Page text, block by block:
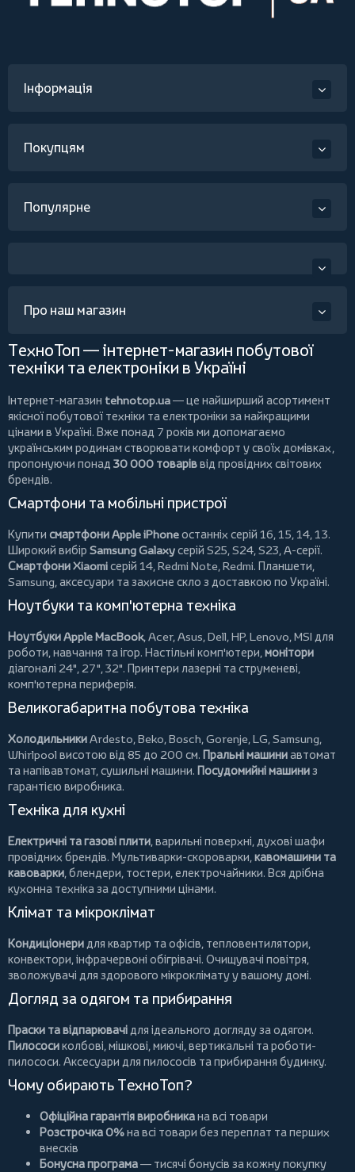
Інформація
Покупцям
Популярне
Про наш магазин
ТехноТоп — інтернет-магазин побутової
техніки та електроніки в Україні
Інтернет-магазин tehnotop.ua— це найширший асортимент
якісної побутової техніки та електроніки за найкращими
цінами в Україні. Вже понад 7 років ми допомагаємо
українським родинам створювати комфорт у своїх домівках,
пропонуючи понад 30 000 товаріввід провідних світових
брендів.
Смартфони та мобільні пристрої
Купити смартфони Apple iPhoneостанніх серій 16, 15, 14, 13.
Широкий вибір Samsung Galaxyсерій S25, S24, S23, A-серії.
Смартфони Xiaomiсерій 14, Redmi Note, Redmi. Планшети,
Samsung, аксесуари тазахисне скло з доставкою по Україні.
Ноутбуки та комп'ютерна техніка
Ноутбуки Apple MacBook,Acer,Asus,Dell,HP,Lenovo,MSI для
роботи, навчання та ігор. Настільні комп'ютери,монітори
діагоналі 24", 27", 32". Принтери лазерні та струменеві,
комп'ютерна периферія.
Великогабаритна побутова техніка
ХолодильникиArdesto,Beko,Bosch,Gorenje,LG,Samsung,
Whirlpool висотою від 85 до 200 см. Пральні машиниавтомат
та напівавтомат,сушильні машини. Посудомийні машиниз
гарантією виробника.
Техніка для кухні
Електричні та газові плити, варильні поверхні, духові шафи
провідних брендів. Мультиварки-скороварки,кавомашини та
кавоварки,блендери, тостери,електрочайники. Вся дрібна
кухонна техніка за доступними цінами.
Клімат та мікроклімат
Кондиціонеридля квартир та офісів, тепловентилятори,
конвектори,інфрачервоні обігрівачі. Очищувачі повітря,
зволожувачі для здорового мікроклімату у вашому домі.
Догляд за одягом та прибирання
Праски та відпарювачідля ідеального догляду за одягом.
Пилососиколбові,мішкові,миючі,вертикальні тароботи-
пилососи. Аксесуари для пилососів та прибирання будинку.
Чому обирають ТехноТоп?
Офіційна гарантія виробникана всі товари
Розстрочка 0%на всі товари без переплат та перших
внесків
Бонусна програма— тисячі бонусів за кожну покупку